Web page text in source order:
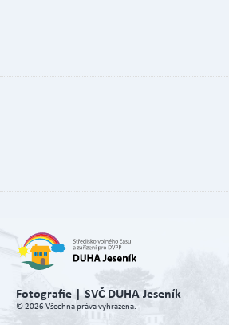
Fotografie | SVČ DUHA Jeseník
© 2026 Všechna práva vyhrazena.